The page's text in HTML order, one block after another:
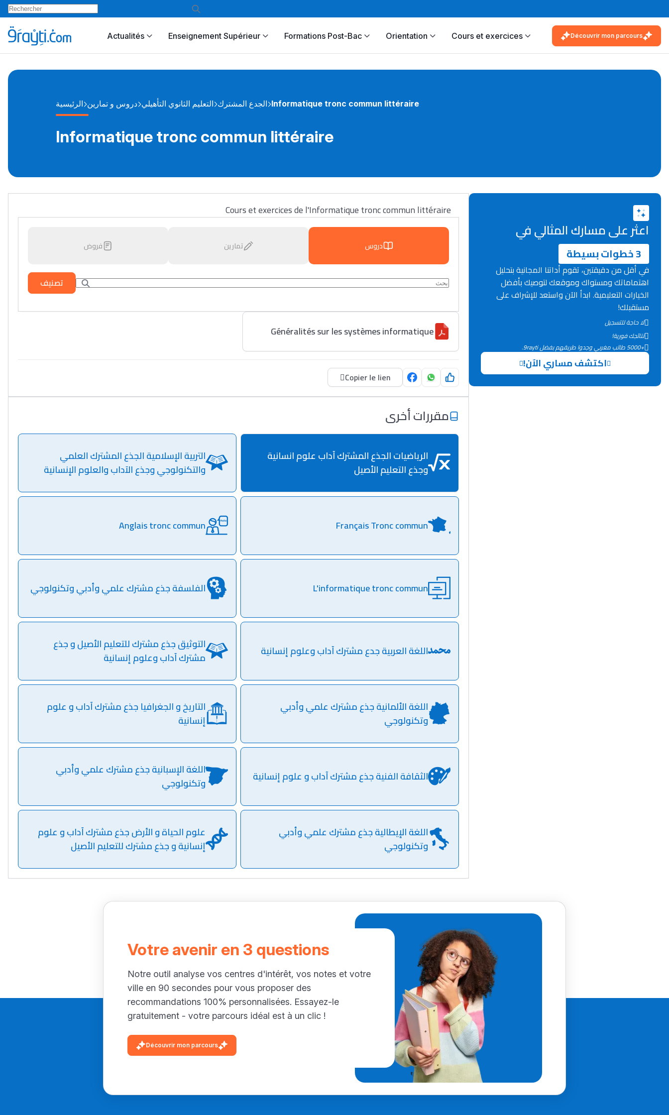
Actualités Enseignement Supérieur Formations Post-Bac Orientation Cours et exercices Découvrir mon parcours
الرئيسية دروس و تمارين التعليم الثانوي التأهيلي الجدع المشترك Informatique tronc commun littéraire
Informatique tronc commun littéraire
Cours et exercices de l'Informatique tronc commun littéraire
دروس تمارين فروض
تصنيف
Généralités sur les systèmes informatique
Copier le lien
مقررات أخرى
الرياضيات الجذع المشترك آداب علوم انسانية
وجذع التعليم الأصيل
التربية الإسلامية الجذع المشترك العلمي
والتكنولوجي وجذع الآداب والعلوم الإنسانية
Français Tronc commun
Anglais tronc commun
L'informatique tronc commun الفلسفة جذع مشترك علمي وأدبي وتكنولوجي
اللغة العربية جدع مشترك آداب وعلوم إنسانية
التوثيق جذع مشترك للتعليم الأصيل و جذع
مشترك آداب وعلوم إنسانية
اللغة الألمانية جذع مشترك علمي وأدبي
وتكنولوجي
التاريخ و الجغرافيا جذع مشترك آداب و علوم
إنسانية
الثقافة الفنية جذع مشترك آداب و علوم إنسانية
اللغة الإسبانية جذع مشترك علمي وأدبي
وتكنولوجي
اللغة الإيطالية جذع مشترك علمي وأدبي
وتكنولوجي
علوم الحياة و الأرض جذع مشترك آداب و علوم
إنسانية و جذع مشترك للتعليم الأصيل
اعثر على مسارك المثالي في
3 خطوات بسيطة
في أقل من دقيقتين، تقوم أداتنا المجانية بتحليل
اهتماماتك ومستواك وموقعك لتوصيك بأفضل
الخيارات التعليمية. ابدأ الآن واستعد للإشراف على
مستقبلك!
لا حاجة للتسجيل
نتائجك فورية!
+5000 طالب مغربي وجدوا طريقهم بفضل 9rayti.
اكتشف مساري الآن!
Votre avenir en 3 questions
Notre outil analyse vos centres d'intérêt, vos notes et votre
ville en 90 secondes pour vous proposer des
recommandations 100% personnalisées. Essayez-le
gratuitement - votre parcours idéal est à un clic !
Découvrir mon parcours